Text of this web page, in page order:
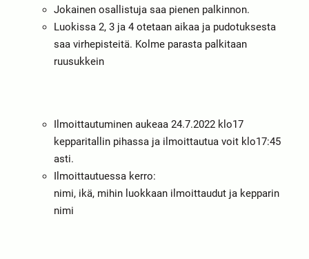
Jokainen osallistuja saa pienen palkinnon.
Luokissa 2, 3 ja 4 otetaan aikaa ja pudotuksesta
saa virhepisteitä. Kolme parasta palkitaan
ruusukkein
Ilmoittautuminen aukeaa 24.7.2022 klo17
kepparitallin pihassa ja ilmoittautua voit klo17:45
asti.
Ilmoittautuessa kerro:
nimi, ikä, mihin luokkaan ilmoittaudut ja kepparin
nimi